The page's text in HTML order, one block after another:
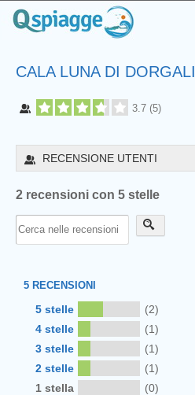
CALA LUNA DI DORGALI
3.7 (5)
RECENSIONE UTENTI
2 recensioni con 5 stelle
5 RECENSIONI
5 stelle
(2)
4 stelle
(1)
3 stelle
(1)
2 stelle
(1)
1 stella
(0)